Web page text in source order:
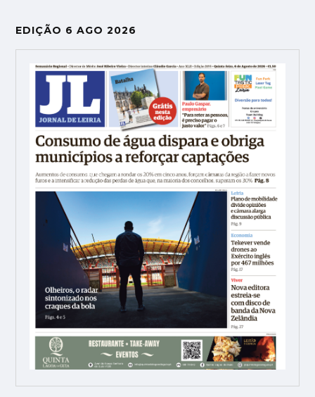
EDIÇÃO 6 AGO 2026